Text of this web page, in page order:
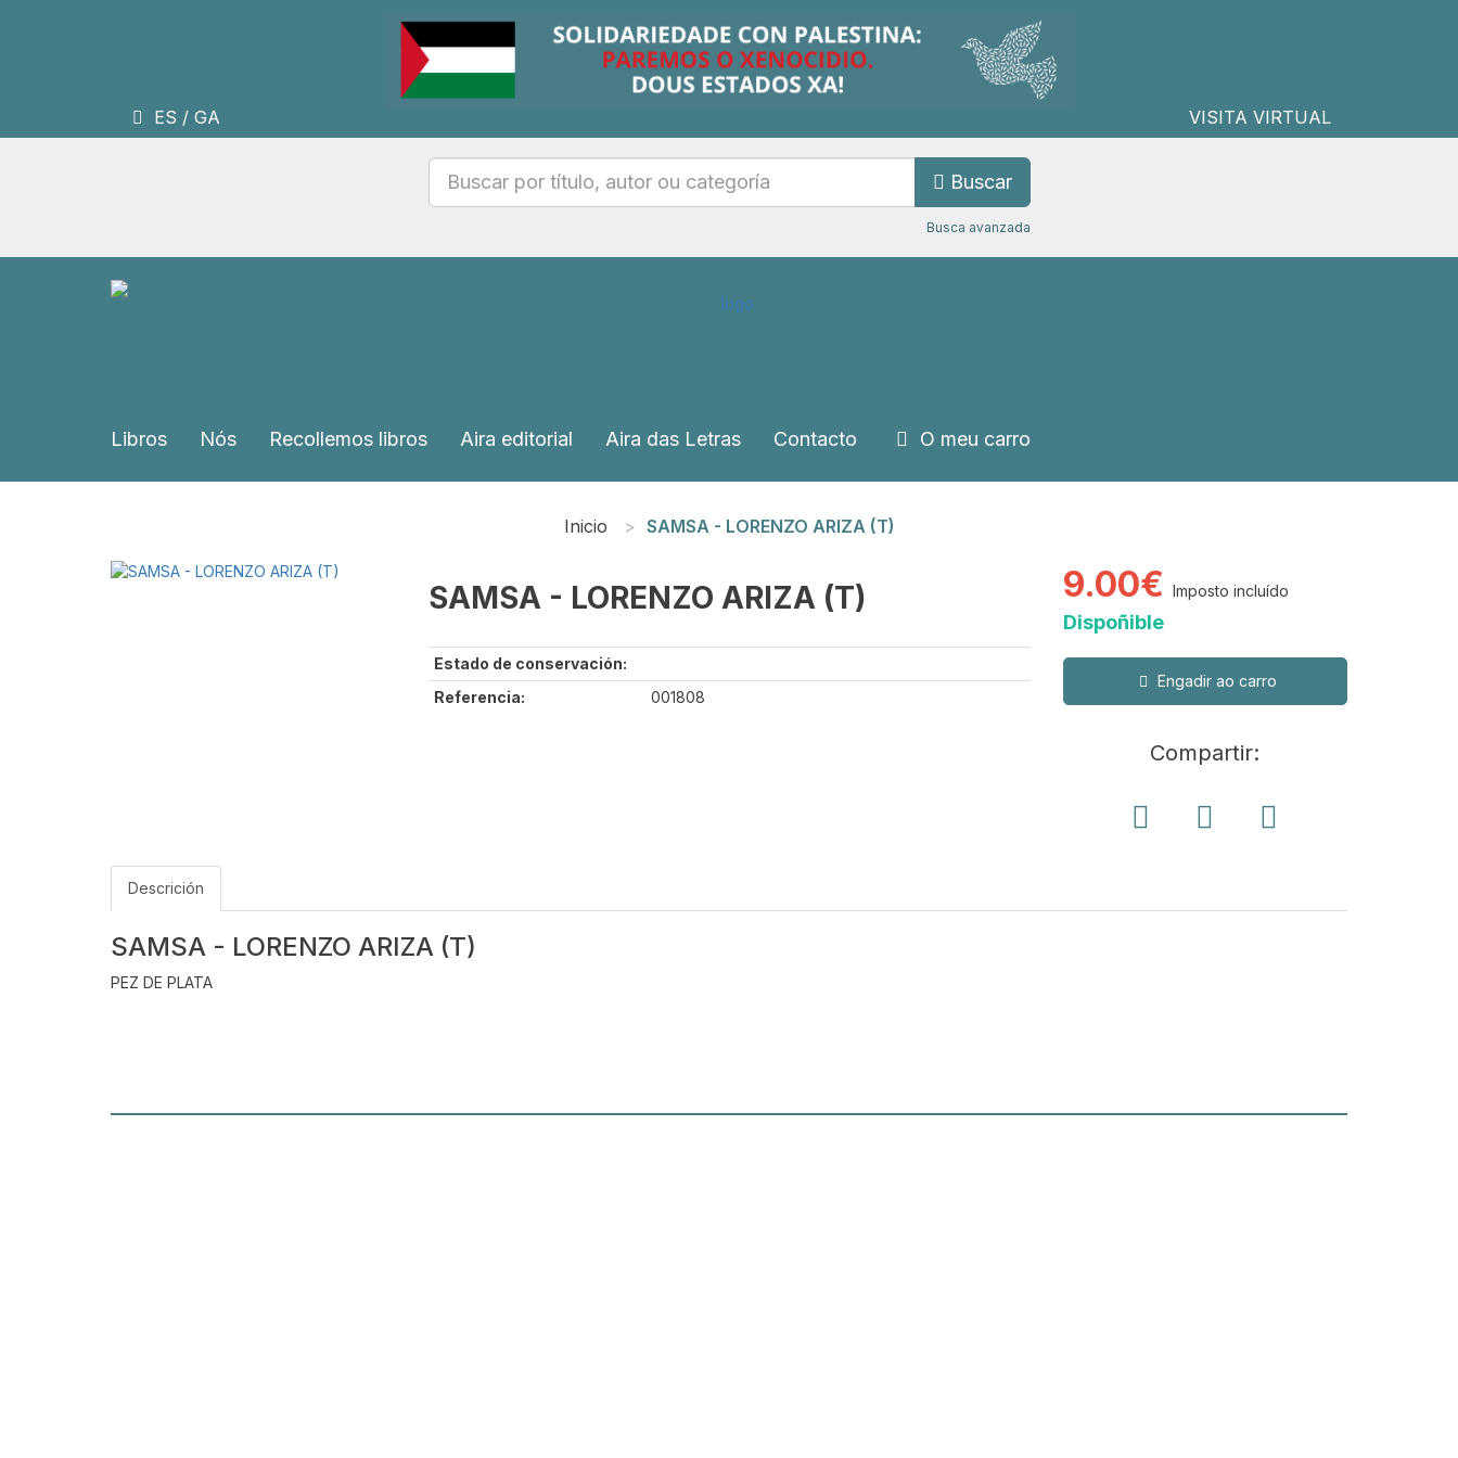
ES / GA VISITA VIRTUAL
Buscar
Busca avanzada
Libros Nós Recollemos libros Aira editorial Aira das Letras Contacto O meu carro
Inicio SAMSA - LORENZO ARIZA (T)
SAMSA - LORENZO ARIZA (T)
Estado de conservación:
Referencia:
001808
9.00€ Imposto incluído
Dispoñible
Engadir ao carro
Compartir:
Descrición
SAMSA - LORENZO ARIZA (T)
PEZ DE PLATA